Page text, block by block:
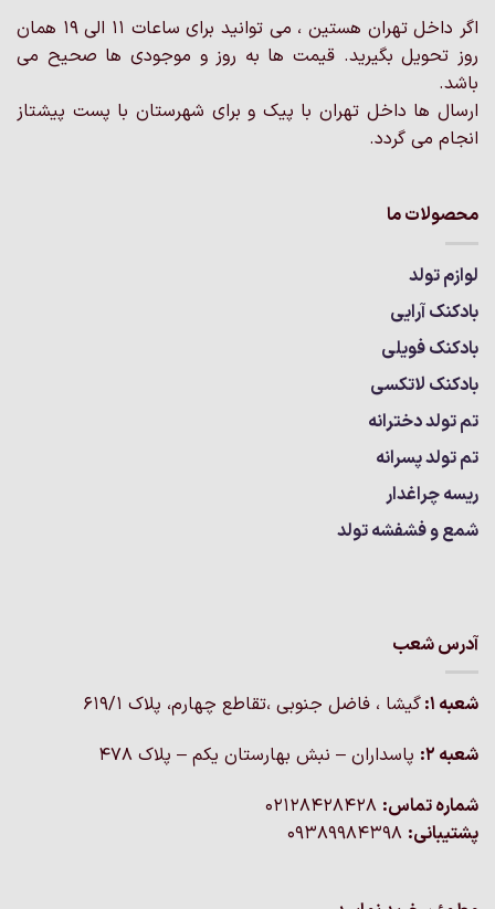
صفحه
محصول
شوند
اگر داخل تهران هستین ، می توانید برای ساعات 11 الی 19 همان
روز تحویل بگیرید. قیمت ها به روز و موجودی ها صحیح می
باشد.
ارسال ها داخل تهران با پیک و برای شهرستان با پست پیشتاز
انجام می گردد.
محصولات ما
لوازم تولد
بادکنک آرایی
بادکنک فویلی
بادکنک لاتکسی
تم تولد دخترانه
تم تولد پسرانه
ریسه چراغدار
شمع و فشفشه تولد
آدرس شعب
شعبه 1:
گيشا ، فاضل جنوبی ،تقاطع چهارم، پلاک 619/1
شعبه 2:
پاسداران – نبش بهارستان یکم – پلاک ۴۷۸
شماره تماس:
پشتیبانی: